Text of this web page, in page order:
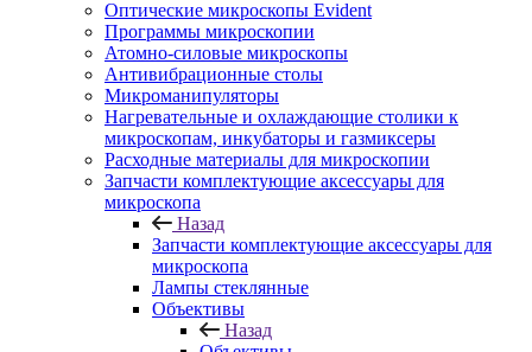
Оптические микроскопы Evident
Программы микроскопии
Атомно-силовые микроскопы
Антивибрационные столы
Микроманипуляторы
Нагревательные и охлаждающие столики к
микроскопам, инкубаторы и газмиксеры
Расходные материалы для микроскопии
Запчасти комплектующие аксессуары для
микроскопа
Назад
Запчасти комплектующие аксессуары для
микроскопа
Лампы стеклянные
Объективы
Назад